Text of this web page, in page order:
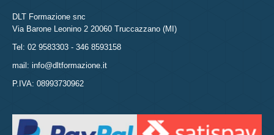
DLT Formazione snc
Via Barone Leonino 2 20060 Truccazzano (MI)
Tel: 02 9583303 - 346 8593158
mail: info@dltformazione.it
P.IVA: 08993730962